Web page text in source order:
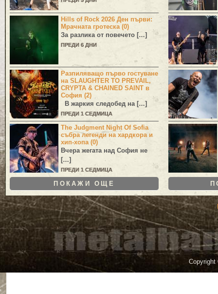
Hills of Rock 2026 Ден първи:
Мрачната гротеска (0)
За разлика от повечето […]
ПРЕДИ 6 ДНИ
Разпиляващо първо гостуване
на SLAUGHTER TO PREVAIL,
CRYPTA & CHAINED SAINT в
София (2)
В жаркия следобед на […]
ПРЕДИ 1 СЕДМИЦА
The Judgment Night Of Sofia
събра легенди на хардкора и
хип-хопа (0)
Вчера жегата над София не
[…]
ПРЕДИ 1 СЕДМИЦА
ПОКАЖИ ОЩЕ